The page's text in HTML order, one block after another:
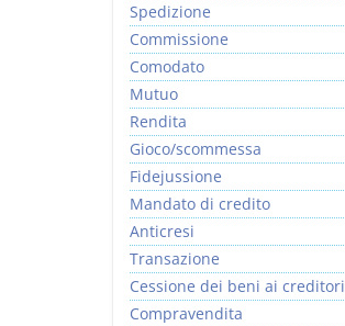
Spedizione
Commissione
Comodato
Mutuo
Rendita
Gioco/scommessa
Fidejussione
Mandato di credito
Anticresi
Transazione
Cessione dei beni ai creditori
Compravendita